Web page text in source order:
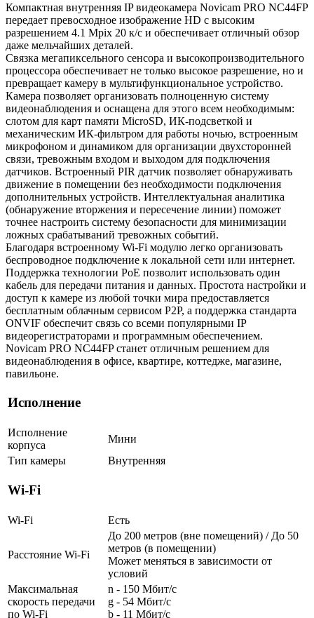
Компактная внутренняя IP видеокамера Novicam PRO NC44FP
передает превосходное изображение HD с высоким
разрешением 4.1 Mpix 20 к/с и обеспечивает отличный обзор
даже мельчайших деталей.
Связка мегапиксельного сенсора и высокопроизводительного
процессора обеспечивает не только высокое разрешение, но и
превращает камеру в мультифункциональное устройство.
Камера позволяет организовать полноценную систему
видеонаблюдения и оснащена для этого всем необходимым:
слотом для карт памяти MicroSD, ИК-подсветкой и
механическим ИК-фильтром для работы ночью, встроенным
микрофоном и динамиком для организации двухсторонней
связи, тревожным входом и выходом для подключения
датчиков. Встроенный PIR датчик позволяет обнаруживать
движение в помещении без необходимости подключения
дополнительных устройств. Интеллектуальная аналитика
(обнаружение вторжения и пересечение линии) поможет
точнее настроить систему безопасности для минимизации
ложных срабатываний тревожных событий.
Благодаря встроенному Wi-Fi модулю легко организовать
беспроводное подключение к локальной сети или интернет.
Поддержка технологии РоЕ позволит использовать один
кабель для передачи питания и данных. Простота настройки и
доступ к камере из любой точки мира предоставляется
бесплатным облачным сервисом P2P, а поддержка стандарта
ONVIF обеспечит связь со всеми популярными IP
видеорегистраторами и программным обеспечением.
Novicam PRO NC44FP станет отличным решением для
видеонаблюдения в офисе, квартире, коттедже, магазине,
павильоне.
Исполнение
Исполнение
корпуса
Мини
Тип камеры
Внутренняя
Wi-Fi
Wi-Fi Есть
Расстояние Wi-Fi
До 200 метров (вне помещений) / До 50
метров (в помещении)
Может меняться в зависимости от
условий
Максимальная
скорость передачи
по Wi-Fi
n - 150 Мбит/с
g - 54 Мбит/с
b - 11 Мбит/с